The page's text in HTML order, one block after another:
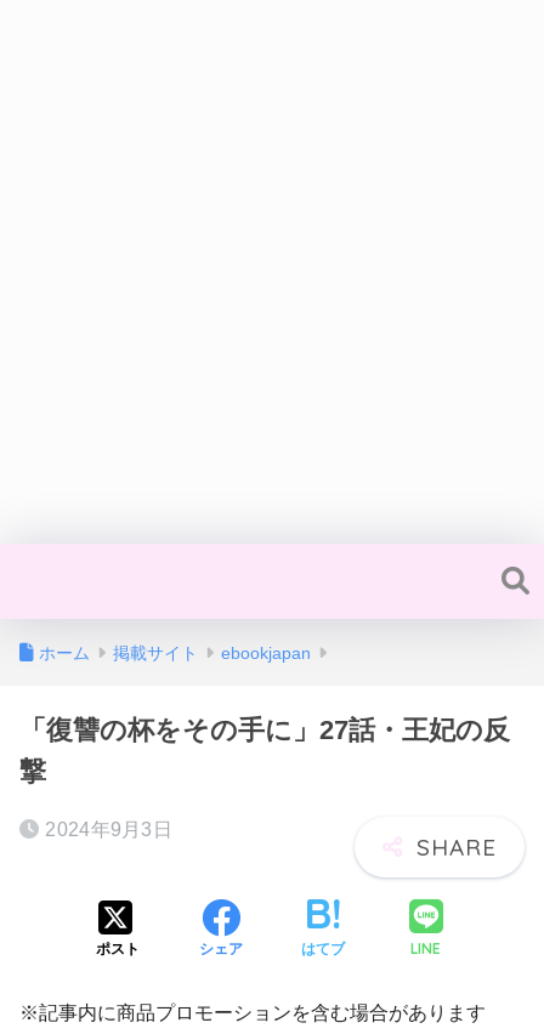
ホーム 掲載サイト ebookjapan
「復讐の杯をその手に」27話・王妃の反
撃
2024年9月3日
ポスト シェア はてブ LINE
※記事内に商品プロモーションを含む場合があります